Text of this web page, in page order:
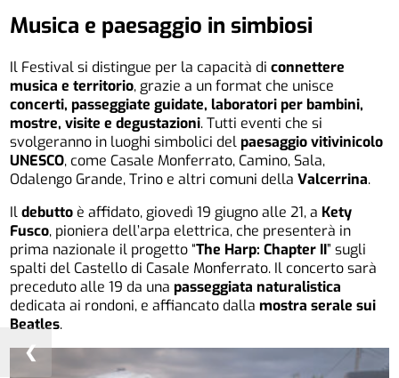
Musica e paesaggio in simbiosi
Il Festival si distingue per la capacità diconnettere
musica e territorio, grazie a un format che unisce
concerti, passeggiate guidate, laboratori per bambini,
mostre, visite e degustazioni. Tutti eventi che si
svolgeranno in luoghi simbolici delpaesaggio vitivinicolo
UNESCO, come Casale Monferrato, Camino, Sala,
Odalengo Grande, Trino e altri comuni dellaValcerrina.
Ildebutto è affidato, giovedì 19 giugno alle 21, a Kety
Fusco, pioniera dell’arpa elettrica, che presenterà in
prima nazionale il progetto “The Harp: Chapter II” sugli
spalti del Castello di Casale Monferrato. Il concerto sarà
preceduto alle 19 da unapasseggiata naturalistica
dedicata ai rondoni, e affiancato dallamostra serale sui
Beatles.
❮